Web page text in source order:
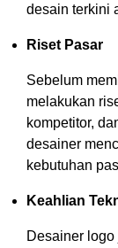
desain terkini
Riset Pasar
Sebelum
melakukan
kompetitor,
desainer
kebutuhan
Keahlian
Desainer